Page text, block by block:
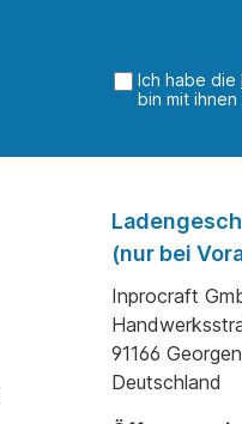
Ich habe die
bin mit
(nur bei
Inprocraft
91166
Deutschland